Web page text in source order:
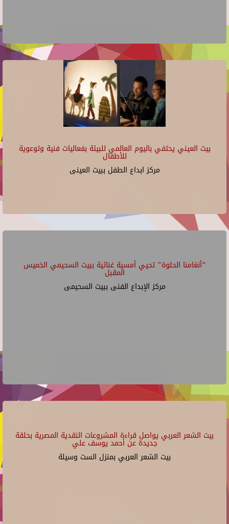
بيت العيني يحتفي باليوم العالمي للبيئة بفعاليات فنية وتوعوية
للأطفال
مركز ابداع الطفل ببيت العينى
"أنغامنا الحلوة" تحيي أمسية غنائية ببيت السحيمي الخميس
المقبل
مركز الإبداع الفنى ببيت السحيمى
بيت الشعر العربي يواصل قراءة المشروعات النقدية المصرية بحلقة
جديدة عن أحمد يوسف علي
بيت الشعر العربي بمنزل الست وسيلة